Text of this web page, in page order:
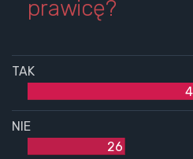
prawicę?
TAK
NIE
26